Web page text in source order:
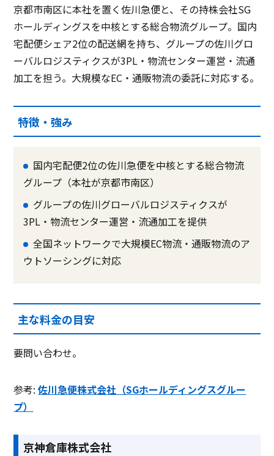
京都市南区に本社を置く佐川急便と、その持株会社SG
ホールディングスを中核とする総合物流グループ。国内
宅配便シェア2位の配送網を持ち、グループの佐川グロ
ーバルロジスティクスが3PL・物流センター運営・流通
加工を担う。大規模なEC・通販物流の委託に対応する。
特徴・強み
国内宅配便2位の佐川急便を中核とする総合物流
グループ（本社が京都市南区）
グループの佐川グローバルロジスティクスが
3PL・物流センター運営・流通加工を提供
全国ネットワークで大規模EC物流・通販物流のア
ウトソーシングに対応
主な料金の目安
要問い合わせ。
参考:佐川急便株式会社（SGホールディングスグルー
プ）
京神倉庫株式会社